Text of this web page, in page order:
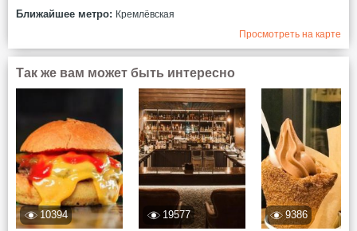
Ближайшее метро: Кремлёвская
Просмотреть на карте
Так же вам может быть интересно
10394 19577 9386